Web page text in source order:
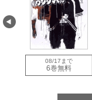
08/17まで
6巻無料